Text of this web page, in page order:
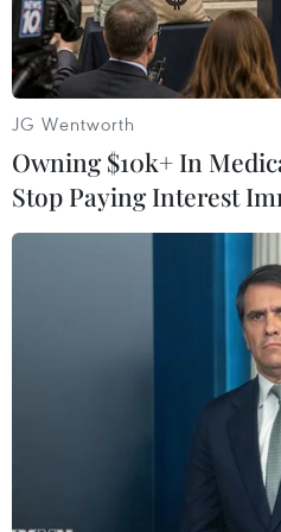
Người dân chọn mua vàng
Ấn Độ. (Ảnh:
Sự phục hồi của giá
giáng một đòn mạnh
hội bội thu của ngành
JG Wentworth
Owning $10k+ In
Stop Paying Interest